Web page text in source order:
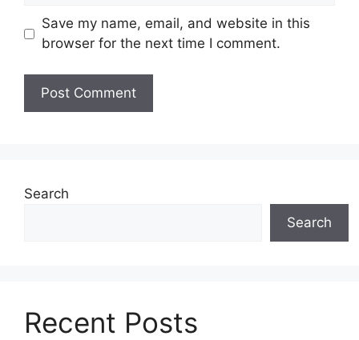
Save my name, email, and website in this
browser for the next time I comment.
Search
Search
Recent Posts